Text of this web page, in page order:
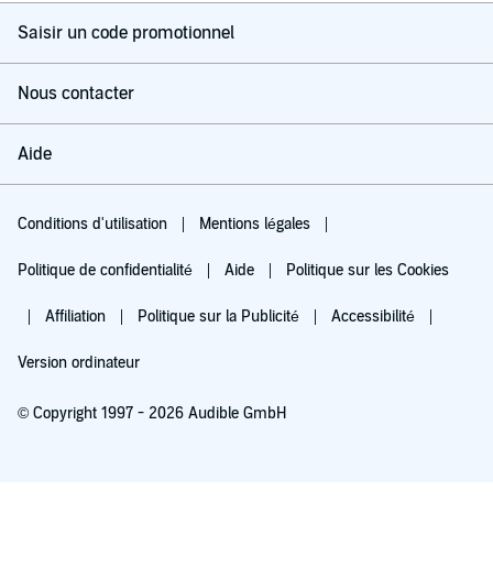
Saisir un code promotionnel
Nous contacter
Aide
Conditions d'utilisation Mentions légales
Politique de confidentialité Aide Politique sur les Cookies
Affiliation Politique sur la Publicité Accessibilité
Version ordinateur
© Copyright 1997 - 2026 Audible GmbH